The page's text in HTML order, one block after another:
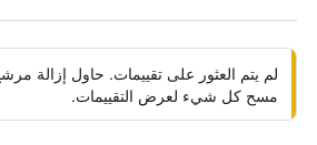
لم يتم العثور على تقييمات. حاول إزالة
مسح كل شيء لعرض التقييمات.